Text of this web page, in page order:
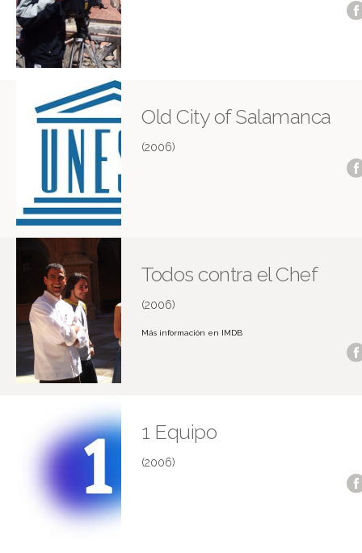
Old City of Salamanca
(2006)
Todos contra el Chef
(2006)
Más información en IMDB
1 Equipo
(2006)